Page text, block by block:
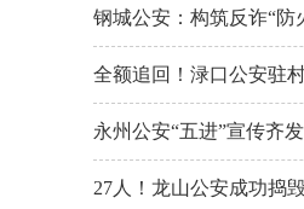
钢城公安：构筑反诈“防
全额追回！渌口公安驻
永州公安“五进”宣传齐
27人！龙山公安成功捣